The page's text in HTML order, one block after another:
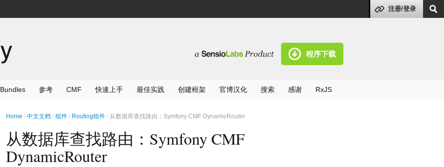
注册/登录
程序下载
Bundles 参考 CMF 快速上手 最佳实践 创建框架 官博汉化 搜索 感谢 RxJS
Home 中文文档 组件 Routing组件 从数据库查找路由：Symfony CMF DynamicRouter
从数据库查找路由：Symfony CMF
DynamicRouter